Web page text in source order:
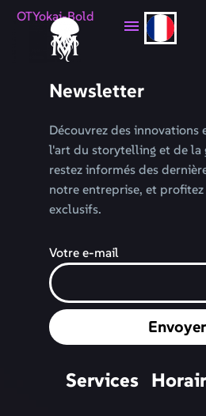
OTYokai-Bold
Newsletter
Découvrez des innovations
l'art du storytelling et de la
restez informés des
notre entreprise, et profitez
exclusifs.
Votre e-mail
Envoyer
Services